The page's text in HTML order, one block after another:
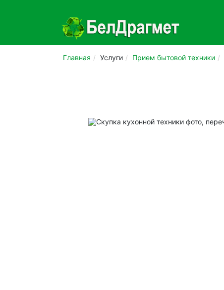
Главная Услуги Прием бытовой техники